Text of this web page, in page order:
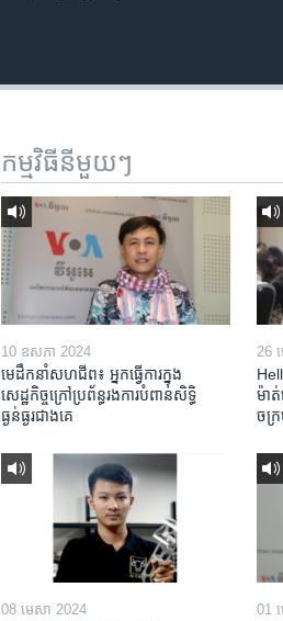
កម្មវិធី​នីមួយៗ
10 ឧសភា 2024
មេដឹកនាំសហជីព៖ អ្នកធ្វើការក្នុង
សេដ្ឋកិច្ចក្រៅប្រព័ន្ធរងការបំពានសិទ្ធិ
ធ្ងន់ធ្ងរជាងគេ
26
ម៉ាត់​
ចក្រ​
08 មេសា 2024 01